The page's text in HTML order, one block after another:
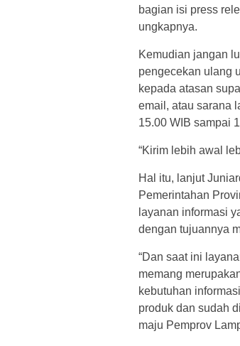
bagian isi press
ungkapnya.
Kemudian jangan
pengecekan ulang
kepada atasan
email, atau sarana
15.00 WIB sampai
“Kirim lebih awal
Hal itu, lanjut
Pemerintahan
layanan informasi
dengan tujuannya
“Dan saat ini
memang
kebutuhan
produk dan sudah
maju Pemprov